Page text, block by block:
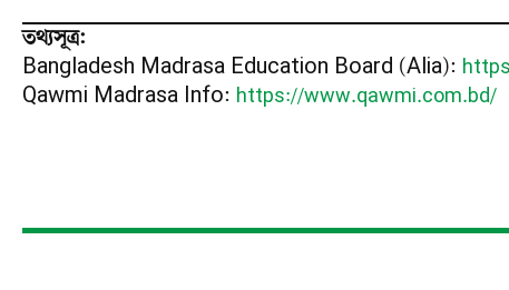
তথ্যসূত্র:
Bangladesh Madrasa Education Board (Alia):
Qawmi Madrasa Info: https://www.qawmi.com.bd/